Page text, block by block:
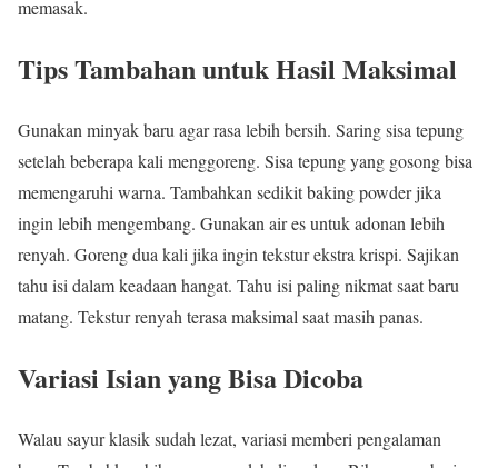
memasak.
Tips Tambahan untuk Hasil Maksimal
Gunakan minyak baru agar rasa lebih bersih. Saring sisa tepung
setelah beberapa kali menggoreng. Sisa tepung yang gosong bisa
memengaruhi warna. Tambahkan sedikit baking powder jika
ingin lebih mengembang. Gunakan air es untuk adonan lebih
renyah. Goreng dua kali jika ingin tekstur ekstra krispi. Sajikan
tahu isi dalam keadaan hangat. Tahu isi paling nikmat saat baru
matang. Tekstur renyah terasa maksimal saat masih panas.
Variasi Isian yang Bisa Dicoba
Walau sayur klasik sudah lezat, variasi memberi pengalaman